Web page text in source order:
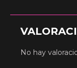
No hay